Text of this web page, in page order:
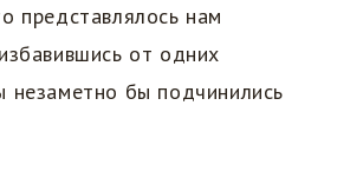
представлялось нам
от одних
незаметно бы подчинились